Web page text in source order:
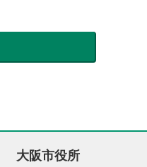
大阪市役所